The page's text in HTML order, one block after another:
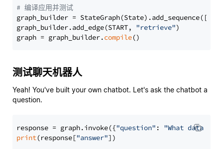
# 编译应用并测试
graph_builder =
graph_builder.add_edge(START, "retrieve")
graph = graph_builder.compile
测试聊天机器人
Yeah! You've built your own chatbot. Let's ask the chatbot a
question.
response = graph.invoke({"question" : "What data
print(response["answer"